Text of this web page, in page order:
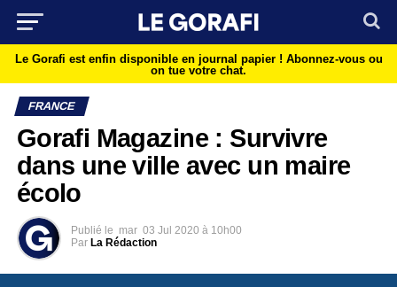
Le Gorafi est enfin disponible en journal papier ! Abonnez-vous ou
on tue votre chat.
FRANCE
Gorafi Magazine : Survivre
dans une ville avec un maire
écolo
Publié le mar 03 Jul 2020 à 10h00
Par La Rédaction